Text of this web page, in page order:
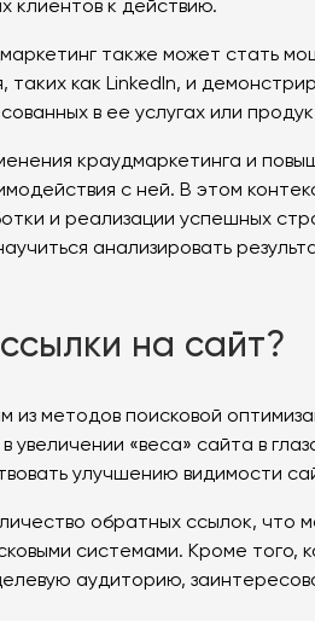
клиентов к действию.
также может стать
как LinkedIn, и
в ее услугах или
краудмаркетинга и
с ней. В этом
и реализации успешных
анализировать
на сайт?
из методов поисковой
«веса» сайта в
улучшению видимости
обратных ссылок,
системами. Кроме
аудиторию,